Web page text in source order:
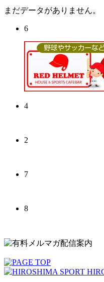
まだデータがありません。
6
4
2
7
8